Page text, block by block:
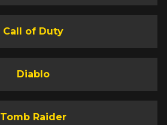
Call of Duty
Diablo
Tomb Raider